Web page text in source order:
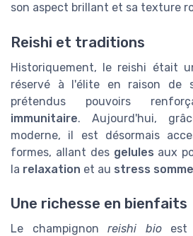
son aspect brillant et sa texture
Reishi et traditions
Historiquement, le reishi était
réservé à l'élite en raison de
prétendus pouvoirs
immunitaire. Aujourd'hui,
moderne, il est désormais
formes, allant des gelules aux
la relaxation et au stress
Une richesse en bienfaits
Le champignonreishi bioest